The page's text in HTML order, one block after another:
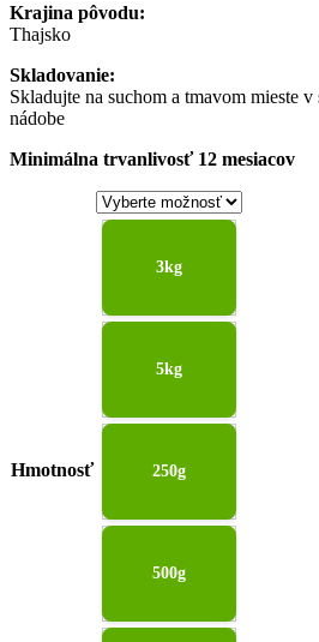
through
44,00 €.
through
Krajina pôvodu:
Thajsko
Skladovanie:
Skladujte na suchom a tmavom mieste
nádobe
Minimálna trvanlivosť 12 mesiacov
Hmotnosť
3kg
5kg
250g
500g